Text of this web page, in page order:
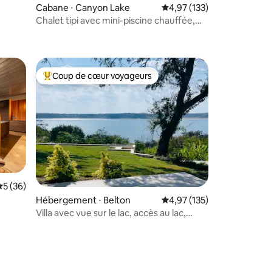
: 4,97 sur 5
Cabane ⋅ Canyon Lake Évaluation moyenne
4,97 (133)
Chalet tipi avec mini-piscine chauffée,
: 4,98 sur 5
moyenne sur la base de 36 commentaires : 5 sur 5
5 (36)
Coups de cœur voyageurs les plus appréciés
Coup de cœur voyageurs
Hébergement ⋅ Belton Évaluation moyenne
4,97 (135)
Villa avec vue sur le lac, accès au lac,